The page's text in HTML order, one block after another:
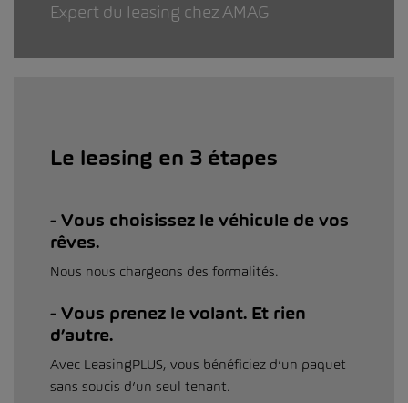
Expert du leasing chez AMAG
Le leasing en 3 étapes
Vous choisissez le véhicule de vos
rêves.
Nous nous chargeons des formalités.
Vous prenez le volant. Et rien
d’autre.
Avec LeasingPLUS, vous bénéficiez d’un paquet
sans soucis d’un seul tenant.